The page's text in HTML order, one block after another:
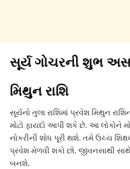
સૂર્ય ગોચરની શુભ
મિથુન રાશિ
સૂર્યનો તુલા રાશિમાં પ્રવેશ મિથુન
મોટો ફાયદો આપી શકે છે. આ લોકોને
નોકરીની શોધ પૂરી થશે. તમે ઉચ્ચ
પ્રવેશ મેળવી શકો છો. જીવનસાથી
બનશે.